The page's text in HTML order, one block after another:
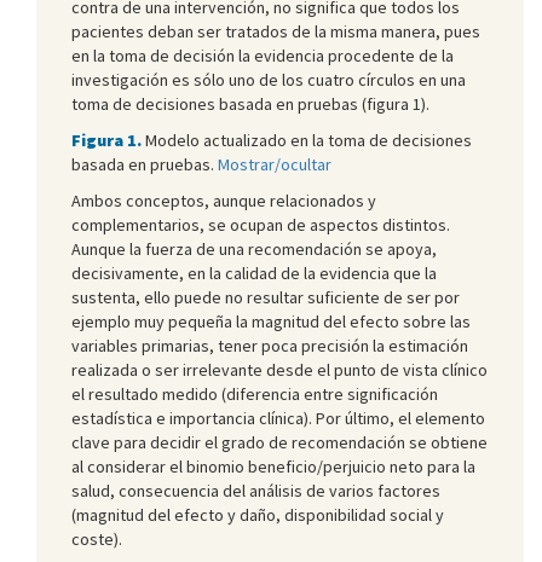
contra de una intervención, no significa que todos los
pacientes deban ser tratados de la misma manera, pues
en la toma de decisión la evidencia procedente de la
investigación es sólo uno de los cuatro círculos en una
toma de decisiones basada en pruebas (figura 1).
Figura 1.Modelo actualizado en la toma de decisiones
basada en pruebas. Mostrar/ocultar
Ambos conceptos, aunque relacionados y
complementarios, se ocupan de aspectos distintos.
Aunque la fuerza de una recomendación se apoya,
decisivamente, en la calidad de la evidencia que la
sustenta, ello puede no resultar suficiente de ser por
ejemplo muy pequeña la magnitud del efecto sobre las
variables primarias, tener poca precisión la estimación
realizada o ser irrelevante desde el punto de vista clínico
el resultado medido (diferencia entre significación
estadística e importancia clínica). Por último, el elemento
clave para decidir el grado de recomendación se obtiene
al considerar el binomio beneficio/perjuicio neto para la
salud, consecuencia del análisis de varios factores
(magnitud del efecto y daño, disponibilidad social y
coste).